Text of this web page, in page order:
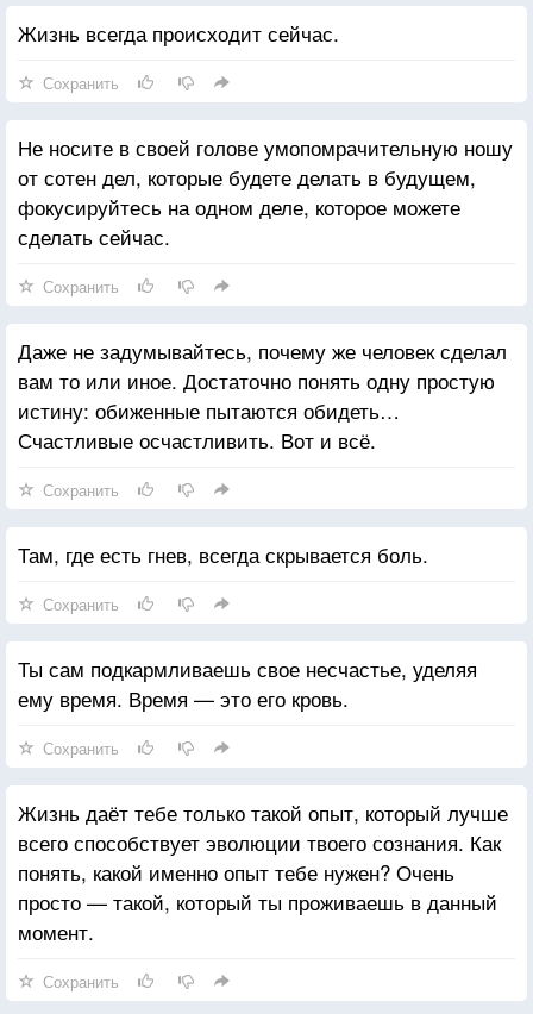
Жизнь всегда происходит сейчас.
Сохранить
Не носите в своей голове умопомрачительную ношу
от сотен дел, которые будете делать в будущем,
фокусируйтесь на одном деле, которое можете
сделать сейчас.
Сохранить
Даже не задумывайтесь, почему же человек сделал
вам то или иное. Достаточно понять одну простую
истину: обиженные пытаются обидеть…
Счастливые осчастливить. Вот и всё.
Сохранить
Там, где есть гнев, всегда скрывается боль.
Сохранить
Ты сам подкармливаешь свое несчастье, уделяя
ему время. Время — это его кровь.
Сохранить
Жизнь даёт тебе только такой опыт, который лучше
всего способствует эволюции твоего сознания. Как
понять, какой именно опыт тебе нужен? Очень
просто — такой, который ты проживаешь в данный
момент.
Сохранить